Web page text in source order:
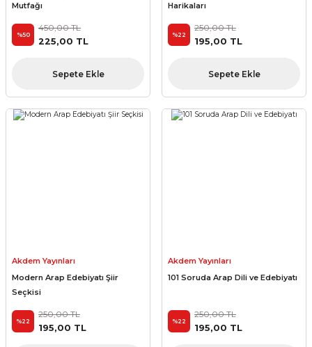
Mutfağı
%50
450,00 TL
225,00 TL
Sepete Ekle
Harikaları
%22
250,00 TL
195,00 TL
Sepete Ekle
Akdem Yayınları
Modern Arap Edebiyatı Şiir
Seçkisi
%22
250,00 TL
195,00 TL
Akdem Yayınları
101 Soruda Arap Dili ve Edebiyatı
%22
250,00 TL
195,00 TL